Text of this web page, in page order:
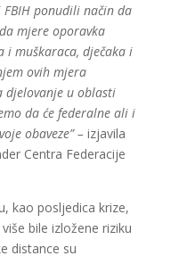
ponudili način da
mjere oporavka
i muškaraca, dječaka i
ovih mjera
djelovanje u oblasti
da će federalne ali i
obaveze” – izjavila
Centra Federacije
kao posljedica krize,
bile izložene riziku
distance su